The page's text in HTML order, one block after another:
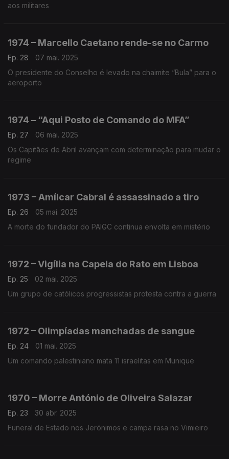
aos militares
1974 – Marcello Caetano rende-se no Carmo
Ep. 28
07 mai. 2025
O presidente do Conselho é levado na chaimite “Bula” para o
aeroporto
1974 – “Aqui Posto de Comando do MFA”
Ep. 27
06 mai. 2025
Os Capitães de Abril avançam com determinação para mudar o
regime
1973 – Amílcar Cabral é assassinado a tiro
Ep. 26
05 mai. 2025
A morte do fundador do PAIGC continua envolta em mistério
1972 – Vigília na Capela do Rato em Lisboa
Ep. 25
02 mai. 2025
Um grupo de católicos progressistas protesta contra a guerra
1972 – Olimpíadas manchadas de sangue
Ep. 24
01 mai. 2025
Um comando palestiniano mata 11 israelitas em Munique
1970 – Morre António de Oliveira Salazar
Ep. 23
30 abr. 2025
Funeral de Estado nos Jerónimos e campa rasa no Vimieiro